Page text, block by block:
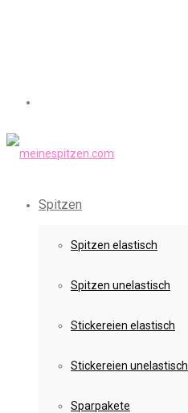
Spitzen
Spitzen elastisch
Spitzen unelastisch
Stickereien elastisch
Stickereien unelastisch
Sparpakete